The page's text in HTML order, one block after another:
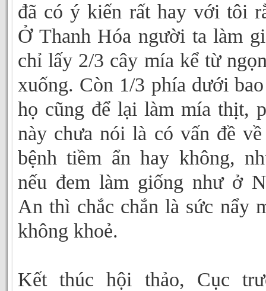
đã có ý kiến rất hay với tôi
Ở Thanh Hóa người ta làm
chỉ lấy 2/3 cây mía kể từ
xuống. Còn 1/3 phía dưới
họ cũng để lại làm mía thịt,
này chưa nói là có vấn đề về
bệnh tiềm ẩn hay không,
nếu đem làm giống như ở
An thì chắc chắn là sức nẩy
không khoẻ.
Kết thúc hội thảo, Cục